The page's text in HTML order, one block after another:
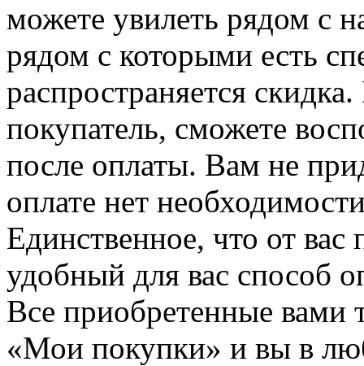
можете увилеть рядом с
рядом с которыми есть
распространяется
покупатель, сможете
после оплаты. Вам не
оплате нет
Единственное, что от вас
удобный для вас способ
Все приобретенные вами
«Мои покупки» и вы в